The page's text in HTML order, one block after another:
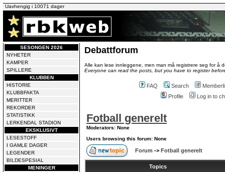
Uavhengig i 10071 dager
SESONGEN 2026
NYHETER
KAMPER
SPILLERE
KLUBBEN
HISTORIE
KLUBBFAKTA
MERITTER
REKORDER
STATISTIKK
LERKENDAL STADION
EKSKLUSIVT
LESESTOFF
I GAMLE DAGER
LEGENDER
BILDESPESIAL
MENINGER
Debattforum
Alle kan lese innleggene, men man må registrere seg for å
Everyone can read the posts, but you have to register
FAQ Search
Profile
Log in to
Fotball generelt
Moderators: None
Users browsing this forum: None
Forum -> Fotball generelt
Topics